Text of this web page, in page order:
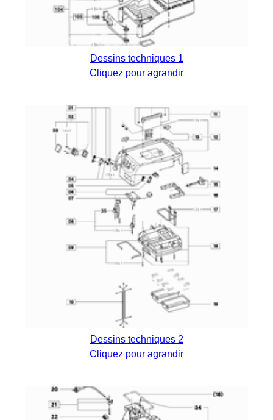
Dessins techniques 1
Cliquez pour agrandir
Dessins techniques 2
Cliquez pour agrandir